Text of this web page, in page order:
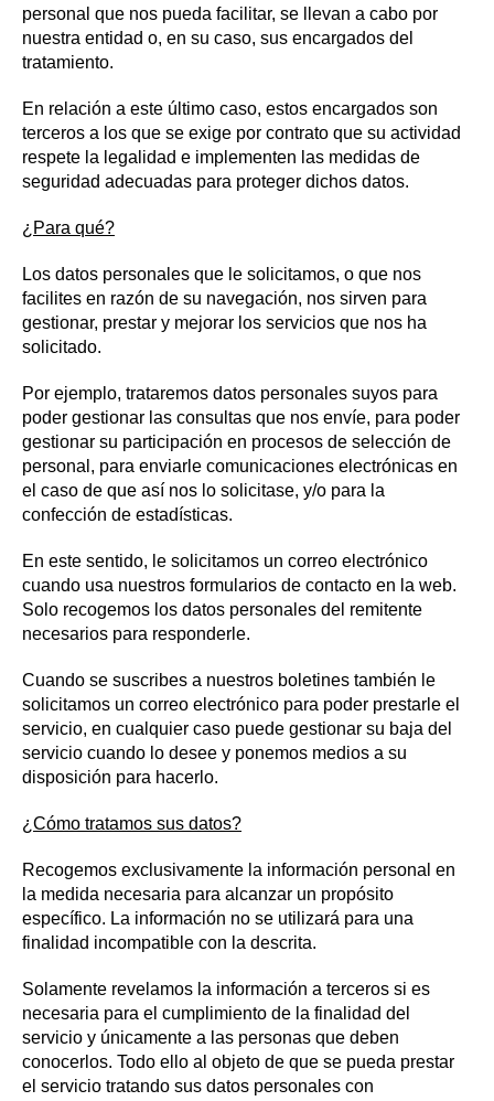
personal que nos pueda facilitar, se llevan a cabo por
nuestra entidad o, en su caso, sus encargados del
tratamiento.
En relación a este último caso, estos encargados son
terceros a los que se exige por contrato que su actividad
respete la legalidad e implementen las medidas de
seguridad adecuadas para proteger dichos datos.
¿Para qué?
Los datos personales que le solicitamos, o que nos
facilites en razón de su navegación, nos sirven para
gestionar, prestar y mejorar los servicios que nos ha
solicitado.
Por ejemplo, trataremos datos personales suyos para
poder gestionar las consultas que nos envíe, para poder
gestionar su participación en procesos de selección de
personal, para enviarle comunicaciones electrónicas en
el caso de que así nos lo solicitase, y/o para la
confección de estadísticas.
En este sentido, le solicitamos un correo electrónico
cuando usa nuestros formularios de contacto en la web.
Solo recogemos los datos personales del remitente
necesarios para responderle.
Cuando se suscribes a nuestros boletines también le
solicitamos un correo electrónico para poder prestarle el
servicio, en cualquier caso puede gestionar su baja del
servicio cuando lo desee y ponemos medios a su
disposición para hacerlo.
¿Cómo tratamos sus datos?
Recogemos exclusivamente la información personal en
la medida necesaria para alcanzar un propósito
específico. La información no se utilizará para una
finalidad incompatible con la descrita.
Solamente revelamos la información a terceros si es
necesaria para el cumplimiento de la finalidad del
servicio y únicamente a las personas que deben
conocerlos. Todo ello al objeto de que se pueda prestar
el servicio tratando sus datos personales con